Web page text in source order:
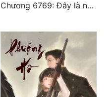
Chương 6769: Đây là nơi nào?